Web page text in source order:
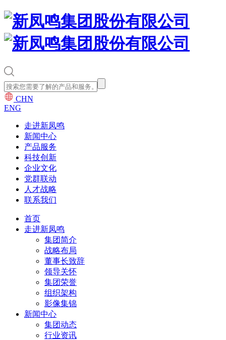
CHN
ENG
走进新凤鸣
新闻中心
产品服务
科技创新
企业文化
党群联动
人才战略
联系我们
首页
走进新凤鸣
集团简介
战略布局
董事长致辞
领导关怀
集团荣誉
组织架构
影像集锦
新闻中心
集团动态
行业资讯